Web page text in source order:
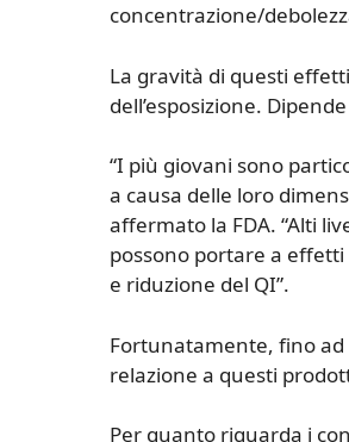
concentrazione/
La gravità di questi
dell’esposizione.
“I più giovani sono
a causa delle loro
affermato la FDA. “Alti
possono portare a
e riduzione del QI”.
Fortunatamente, fino ad
relazione a questi
Per quanto riguarda i